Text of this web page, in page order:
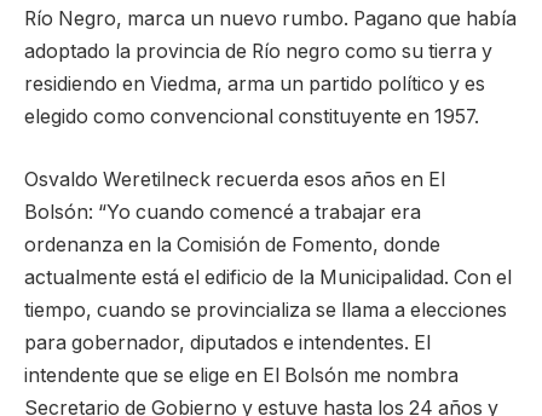
Río Negro, marca un nuevo rumbo. Pagano que había
adoptado la provincia de Río negro como su tierra y
residiendo en Viedma, arma un partido político y es
elegido como convencional constituyente en 1957.
Osvaldo Weretilneck recuerda esos años en El
Bolsón: “Yo cuando comencé a trabajar era
ordenanza en la Comisión de Fomento, donde
actualmente está el edificio de la Municipalidad. Con el
tiempo, cuando se provincializa se llama a elecciones
para gobernador, diputados e intendentes. El
intendente que se elige en El Bolsón me nombra
Secretario de Gobierno y estuve hasta los 24 años y